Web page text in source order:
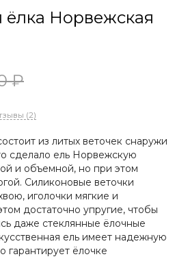
ёлка Норвежская
₽
(2)
из литых веточек снаружи
сделало ель Норвежскую
и объемной, но при этом
Силиконовые веточки
иголочки мягкие и
достаточно упругие, чтобы
даже стеклянные ёлочные
ель имеет надежную
гарантирует ёлочке